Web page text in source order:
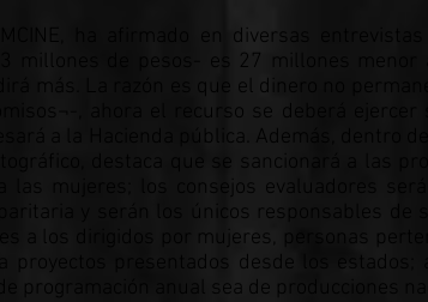
ha afirmado en diversas
millones de pesos- es 27 millones menor
más. La razón es que el dinero no
, ahora el recurso se deberá ejercer
a la Hacienda pública. Además, dentro
destaca que se sancionará a las
las mujeres; los consejos evaluadores
y serán los únicos responsables de
a los dirigidos por mujeres, personas
proyectos presentados desde los estados;
programación anual sea de producciones